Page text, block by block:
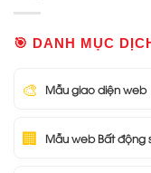
🎯 DANH MỤC
🎨 Mẫu giao diện web
🏢 Mẫu web Bất động